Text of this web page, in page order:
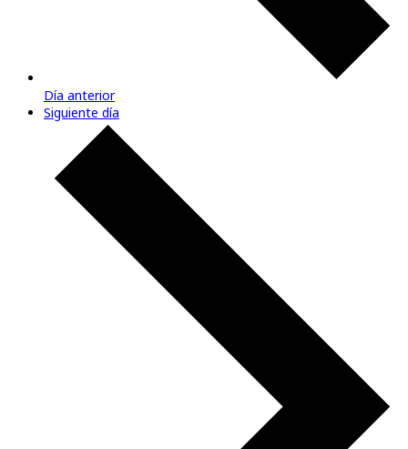
Día anterior
Siguiente día